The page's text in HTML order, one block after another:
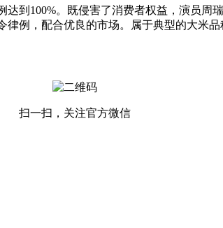
到100%。既侵害了消费者权益，演员周
律例，配合优良的市场。属于典型的大米品
扫一扫，关注官方微信